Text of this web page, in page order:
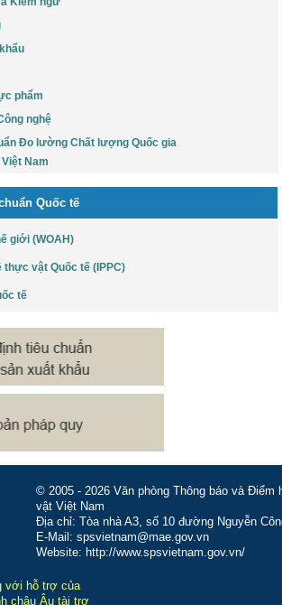
phẩm
nghệ
Đo lường Chất lượng Quốc gia
Nam
Quốc tế
giới (WOAH)
vật Quốc tế (IPPC)
tế
© 2005 - 2026 Văn phòng Thông báo và
vật Việt Nam
Địa chỉ: Tòa nhà A3, số 10 đường Nguyễn
E-Mail: spsvietnam@mae.gov.vn
Website: http://www.spsvietnam.gov.vn/
với hỗ trợ của
châu Âu tài trợ